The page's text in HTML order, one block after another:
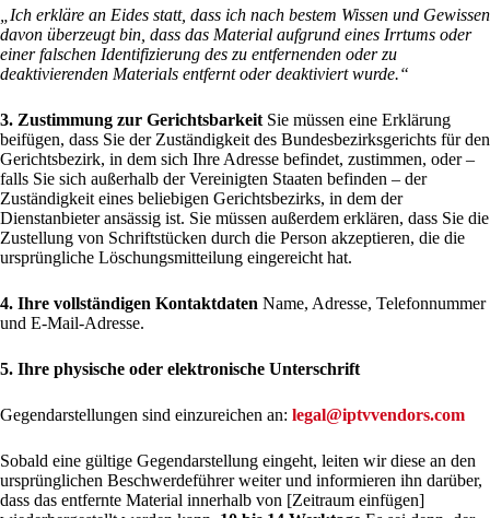
„Ich erkläre an Eides statt, dass ich nach bestem Wissen und Gewissen
davon überzeugt bin, dass das Material aufgrund eines Irrtums oder
einer falschen Identifizierung des zu entfernenden oder zu
deaktivierenden Materials entfernt oder deaktiviert wurde.“
3. Zustimmung zur Gerichtsbarkeit Sie müssen eine Erklärung
beifügen, dass Sie der Zuständigkeit des Bundesbezirksgerichts für den
Gerichtsbezirk, in dem sich Ihre Adresse befindet, zustimmen, oder –
falls Sie sich außerhalb der Vereinigten Staaten befinden – der
Zuständigkeit eines beliebigen Gerichtsbezirks, in dem der
Dienstanbieter ansässig ist. Sie müssen außerdem erklären, dass Sie die
Zustellung von Schriftstücken durch die Person akzeptieren, die die
ursprüngliche Löschungsmitteilung eingereicht hat.
4. Ihre vollständigen Kontaktdaten Name, Adresse, Telefonnummer
und E-Mail-Adresse.
5. Ihre physische oder elektronische Unterschrift
Gegendarstellungen sind einzureichen an: legal@iptvvendors.com
Sobald eine gültige Gegendarstellung eingeht, leiten wir diese an den
ursprünglichen Beschwerdeführer weiter und informieren ihn darüber,
dass das entfernte Material innerhalb von [Zeitraum einfügen]